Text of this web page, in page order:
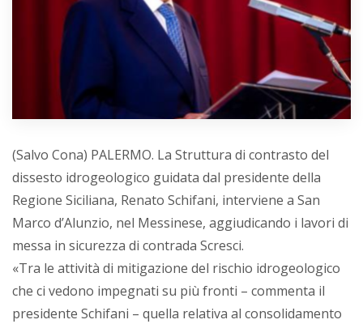
(Salvo Cona) PALERMO. La Struttura di contrasto del
dissesto idrogeologico guidata dal presidente della
Regione Siciliana, Renato Schifani, interviene a San
Marco d’Alunzio, nel Messinese, aggiudicando i lavori di
messa in sicurezza di contrada Scresci.
«Tra le attività di mitigazione del rischio idrogeologico
che ci vedono impegnati su più fronti – commenta il
presidente Schifani – quella relativa al consolidamento